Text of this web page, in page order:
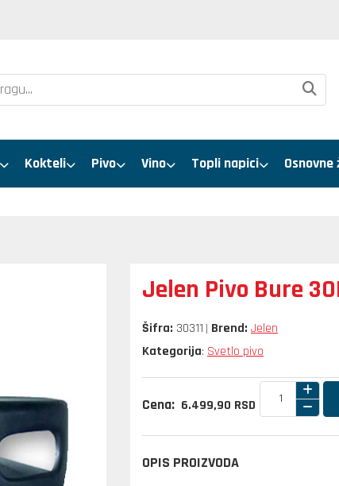
Kokteli Pivo Vino Topli napici
Jelen Pivo Bure
Šifra: 30311 Brend: Jelen
Kategorija: Svetlo pivo
Cena: 6.499,90 RSD
OPIS PROIZVODA